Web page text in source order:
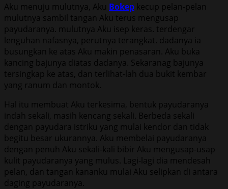
Aku menuju mulutnya, Aku Bokep kecup pelan-pelan
mulutnya sambil tangan Aku terus mengusap
payudaranya. mulutnya Aku isep keras. terdengar
lenguhan nafasnya, perutnya terangkat. dadanya ia
busungkan ke atas Aku makin penasaran. Aku buka
kancing bajunya diatas dadanya. Sekaranag bajunya
tersingkap ke atas, dan terlihat-lah dua bukit kembar
yang ranum dan montok.
Hal itu membuat Aku terkesima, bentuk payudaranya
indah sekali, masih kencang sekali. Berbeda sekali
dengan payudara istriku yang mulai kendor dan tidak
begitu besar ukurannya. Aku membelai payudaranya
dengan penuh Aku sekali-kali bibir Aku mengusap-usap
kulit payudaranya yang mulus. Lagi-lagi dia mendesah
pelan, dan tangan kananku mulai Aku selipkan di antara
daging payudaranya.